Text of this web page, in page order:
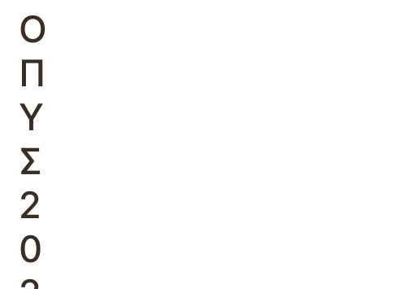
Ο
Π
Υ
Σ
2
0